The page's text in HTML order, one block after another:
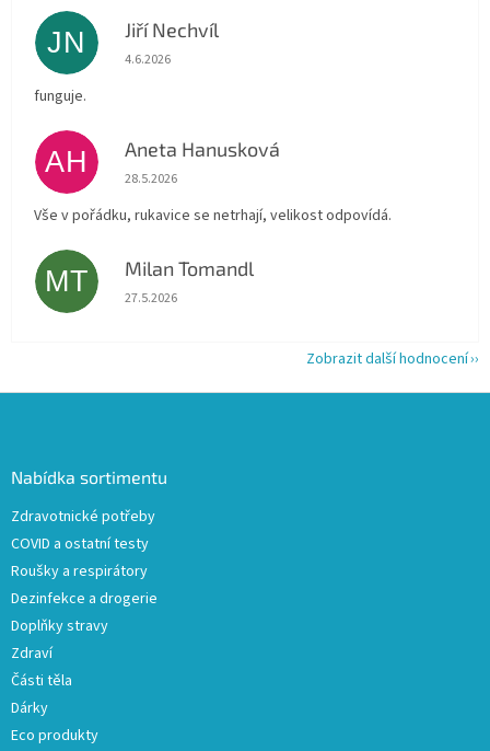
JN Jiří Nechvíl
Hodnocení obchodu je 5 z 5 hvězdiček.
4.6.2026
funguje.
AH Aneta Hanusková
Hodnocení obchodu je 5 z 5 hvězdiček.
28.5.2026
Vše v pořádku, rukavice se netrhají, velikost odpovídá.
MT Milan Tomandl
Hodnocení obchodu je 5 z 5 hvězdiček.
27.5.2026
Zobrazit další hodnocení
Nabídka sortimentu
Zdravotnické potřeby
COVID a ostatní testy
Roušky a respirátory
Dezinfekce a drogerie
Doplňky stravy
Zdraví
Části těla
Dárky
Eco produkty